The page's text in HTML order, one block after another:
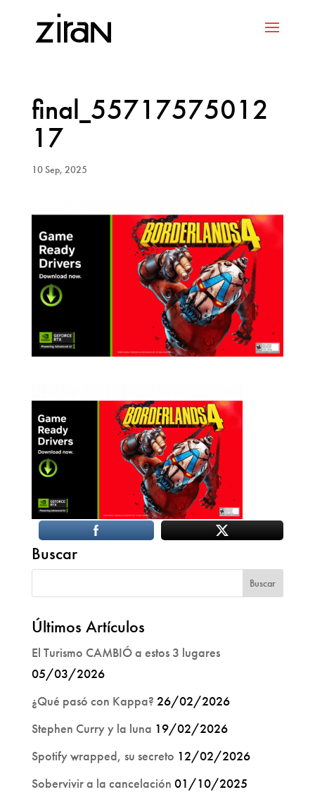
final_55717575012
17
10 Sep, 2025
Buscar
Últimos Artículos
El Turismo CAMBIÓ a estos 3 lugares
05/03/2026
¿Qué pasó con Kappa? 26/02/2026
Stephen Curry y la luna 19/02/2026
Spotify wrapped, su secreto 12/02/2026
Sobervivir a la cancelación 01/10/2025